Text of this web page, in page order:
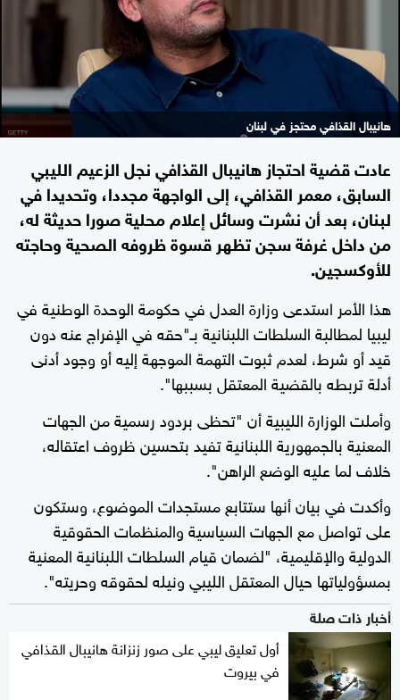
هانيبال القذافي محتجز في لبنان
عادت قضية احتجاز هانيبال القذافي نجل الزعيم الليبي
السابق، معمر القذافي، إلى الواجهة مجددا، وتحديدا في
لبنان، بعد أن نشرت وسائل إعلام محلية صورا حديثة له،
من داخل غرفة سجن تظهر قسوة ظروفه الصحية وحاجته
للأوكسجين.
هذا الأمر استدعى وزارة العدل في حكومة الوحدة الوطنية في
ليبيا لمطالبة السلطات اللبنانية بـ"حقه في الإفراج عنه دون
قيد أو شرط، لعدم ثبوت التهمة الموجهة إليه أو وجود أدنى
أدلة تربطه بالقضية المعتقل بسببها".
وأملت الوزارة الليبية أن "تحظى بردود رسمية من الجهات
المعنية بالجمهورية اللبنانية تفيد بتحسين ظروف اعتقاله،
خلاف لما عليه الوضع الراهن".
وأكدت في بيان أنها ستتابع مستجدات الموضوع، وستكون
على تواصل مع الجهات السياسية والمنظمات الحقوقية
الدولية والإقليمية، "لضمان قيام السلطات اللبنانية المعنية
بمسؤولياتها حيال المعتقل الليبي ونيله لحقوقه وحريته".
أخبار ذات صلة
أول تعليق ليبي على صور زنزانة هانيبال القذافي
في بيروت